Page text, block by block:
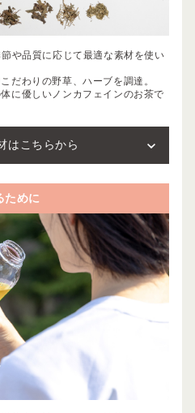
や品質に応じて最適な素材を使い
だわりの野草、ハーブを調達。
に優しいノンカフェインのお茶で
はこちらから
めに